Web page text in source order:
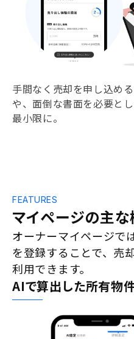
手間なく売却を申し込め
や、面倒な書面を必要と
最小限に。
マイページの主
FEATURES
オーナーマイページで
を登録することで、売
利用できます。
AIで算出した所有物